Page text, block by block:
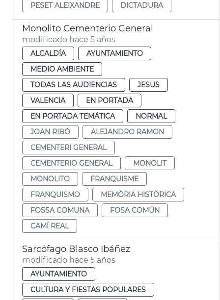
PESET ALEIXANDRE
DICTADURA
Monolito Cementerio General
modificado hace 5 años
ALCALDÍA
AYUNTAMIENTO
MEDIO AMBIENTE
TODAS LAS AUDIENCIAS
JESUS
VALENCIA
EN PORTADA
EN PORTADA TEMÁTICA
NORMAL
JOAN RIBÓ
ALEJANDRO RAMON
CEMENTERI GENERAL
CEMENTERIO GENERAL
MONOLIT
MONOLITO
FRANQUISME
FRANQUISMO
MEMÒRIA HISTÒRICA
FOSSA COMUNA
FOSA COMÚN
CAMÍ REAL
Sarcófago Blasco Ibáñez
modificado hace 5 años
AYUNTAMIENTO
CULTURA Y FIESTAS POPULARES